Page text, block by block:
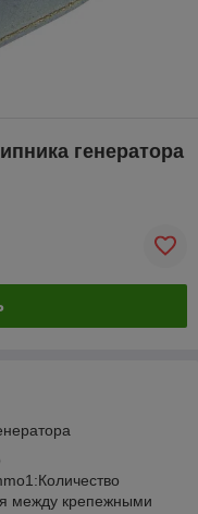
генератора
между крепежными